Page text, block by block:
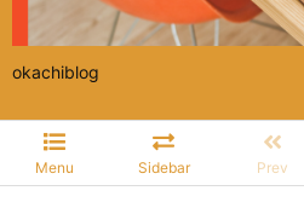
okachiblog
Menu Sidebar Prev